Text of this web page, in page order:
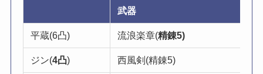
武器
平蔵(6凸) 流浪楽章(精錬5)
ジン(4凸) 西風剣(精錬5)